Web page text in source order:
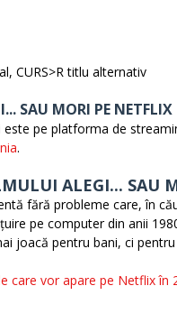
CURS>R titlu alternativ
SAU MORI PE NETFLIX
este pe platforma de
.
ALEGI... SAU
fără probleme care, în
pe computer din anii
joacă pentru bani, ci
care vor apare pe Netflix în